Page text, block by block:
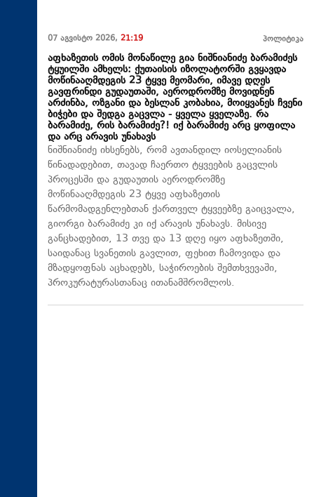
07 აგვისტო 2026, 21:19 პოლიტიკა
აფხაზეთის ომის მონაწილე გია ნიშნიანიძე ბარამიძეს
ტყუილში ამხელს: ქუთაისის იზოლატორში გვყავდა
მოწინააღმდეგის 23 ტყვე მეომარი, იმავე დღეს
გავფრინდი გუდაუთაში, აეროდრომზე მოვიდნენ
არძინბა, ოზგანი და ბესლან კობახია, მოიყვანეს ჩვენი
ბიჭები და შედგა გაცვლა - ყველა ყველაზე. რა
ბარამიძე, რის ბარამიძე?! იქ ბარამიძე არც ყოფილა
და არც არავის უნახავს
ნიშნიანიძე იხსენებს, რომ ავთანდილ იოსელიანის
წინადადებით, თავად ჩაერთო ტყვეების გაცვლის
პროცესში და გუდაუთის აეროდრომზე
მოწინააღმდეგის 23 ტყვე აფხაზეთის
წარმომადგენლებთან ქართველ ტყვეებზე გაიცვალა,
გიორგი ბარამიძე კი იქ არავის უნახავს. მისივე
განცხადებით, 13 თვე და 13 დღე იყო აფხაზეთში,
საიდანაც სვანეთის გავლით, ფეხით ჩამოვიდა და
მზადყოფნას აცხადებს, საჭიროების შემთხვევაში,
პროკურატურასთანაც ითანამშრომლოს.